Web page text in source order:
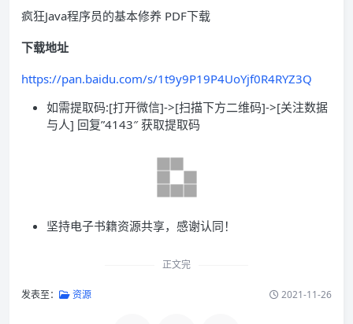
疯狂Java程序员的基本修养 PDF下载
下载地址
https://pan.baidu.com/s/1t9y9P19P4UoYjf0R4RYZ3Q
如需提取码:[打开微信]->[扫描下方二维码]->[关注数据
与人] 回复”4143″ 获取提取码
坚持电子书籍资源共享，感谢认同！
正文完
发表至： 资源 2021-11-26